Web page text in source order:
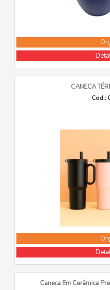
CANECA
Cod.:
Caneca Em Cerâmica